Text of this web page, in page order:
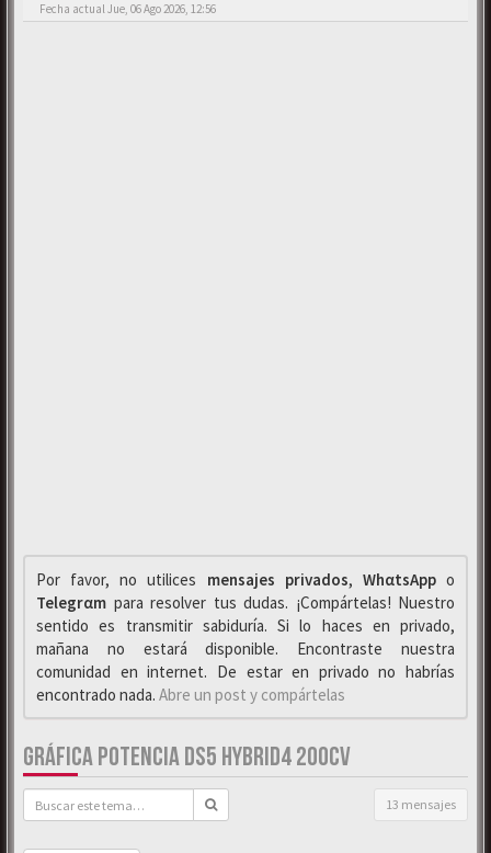
Fecha actual Jue, 06 Ago 2026, 12:56
Por favor, no utilices mensajes privados, WhαtsAppo
Telegrαm para resolver tus dudas. ¡Compártelas! Nuestro
sentido es transmitir sabiduría. Si lo haces en privado,
mañana no estará disponible. Encontraste nuestra
comunidad en internet. De estar en privado no habrías
encontrado nada. Abre un post y compártelas
GRÁFICA POTENCIA DS5 HYBRID4 200CV
13 mensajes